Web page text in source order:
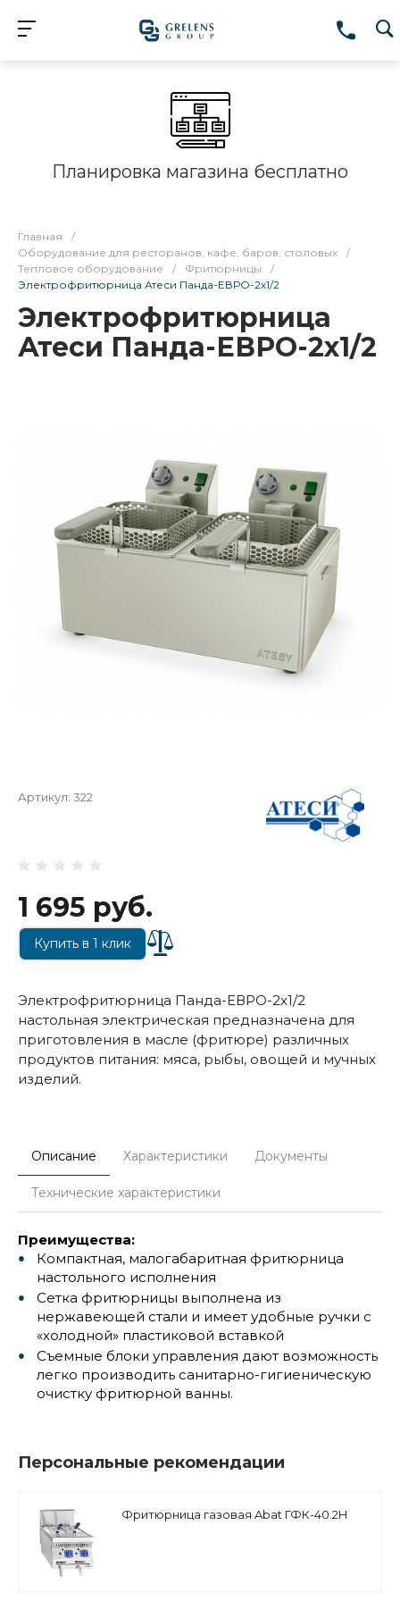
Планировка магазина бесплатно
Главная
/
Оборудование для ресторанов, кафе, баров, столовых
/
Тепловое оборудование
/ Фритюрницы
/
Электрофритюрница Атеси Панда-ЕВРО-2х1/2
Электрофритюрница
Атеси Панда-ЕВРО-2х1/2
Артикул: 322
1 695 руб.
Купить в 1 клик
Электрофритюрница Панда-ЕВРО-2х1/2
настольная электрическая предназначена для
приготовления в масле (фритюре) различных
продуктов питания: мяса, рыбы, овощей и мучных
изделий.
Описание Характеристики Документы
Технические характеристики
Преимущества:
Компактная, малогабаритная фритюрница
настольного исполнения
Сетка фритюрницы выполнена из
нержавеющей стали и имеет удобные ручки с
«холодной» пластиковой вставкой
Съемные блоки управления дают возможность
легко производить санитарно-гигиеническую
очистку фритюрной ванны.
Персональные рекомендации
Фритюрница газовая Abat ГФК-40.2Н